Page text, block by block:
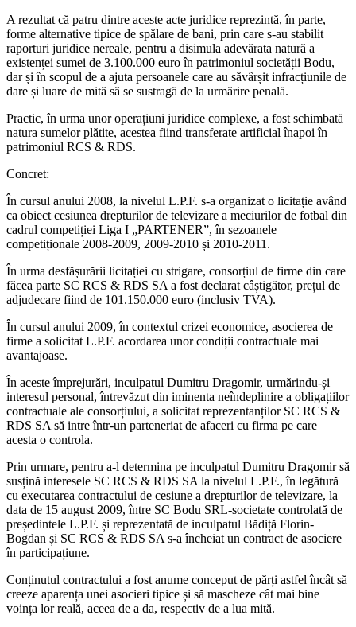
A rezultat că patru dintre aceste acte juridice reprezintă, în parte,
forme alternative tipice de spălare de bani, prin care s-au stabilit
raporturi juridice nereale, pentru a disimula adevărata natură a
existenței sumei de 3.100.000 euro în patrimoniul societății Bodu,
dar și în scopul de a ajuta persoanele care au săvârșit infracțiunile de
dare și luare de mită să se sustragă de la urmărire penală.
Practic, în urma unor operațiuni juridice complexe, a fost schimbată
natura sumelor plătite, acestea fiind transferate artificial înapoi în
patrimoniul RCS & RDS.
Concret:
În cursul anului 2008, la nivelul L.P.F. s-a organizat o licitație având
ca obiect cesiunea drepturilor de televizare a meciurilor de fotbal din
cadrul competiției Liga I „PARTENER”, în sezoanele
competiționale 2008-2009, 2009-2010 și 2010-2011.
În urma desfășurării licitației cu strigare, consorțiul de firme din care
făcea parte SC RCS & RDS SA a fost declarat câștigător, prețul de
adjudecare fiind de 101.150.000 euro (inclusiv TVA).
În cursul anului 2009, în contextul crizei economice, asocierea de
firme a solicitat L.P.F. acordarea unor condiții contractuale mai
avantajoase.
În aceste împrejurări, inculpatul Dumitru Dragomir, urmărindu-și
interesul personal, întrevăzut din iminenta neîndeplinire a obligațiilor
contractuale ale consorțiului, a solicitat reprezentanților SC RCS &
RDS SA să intre într-un parteneriat de afaceri cu firma pe care
acesta o controla.
Prin urmare, pentru a-l determina pe inculpatul Dumitru Dragomir să
susțină interesele SC RCS & RDS SA la nivelul L.P.F., în legătură
cu executarea contractului de cesiune a drepturilor de televizare, la
data de 15 august 2009, între SC Bodu SRL-societate controlată de
președintele L.P.F. și reprezentată de inculpatul Bădiță Florin-
Bogdan și SC RCS & RDS SA s-a încheiat un contract de asociere
în participațiune.
Conținutul contractului a fost anume conceput de părți astfel încât să
creeze aparența unei asocieri tipice și să mascheze cât mai bine
voința lor reală, aceea de a da, respectiv de a lua mită.